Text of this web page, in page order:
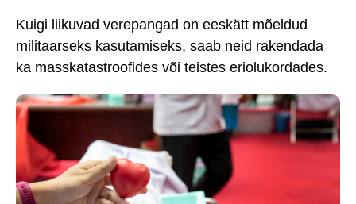
Kuigi liikuvad verepangad on eeskätt mõeldud
militaarseks kasutamiseks, saab neid rakendada
ka masskatastroofides või teistes eriolukordades.